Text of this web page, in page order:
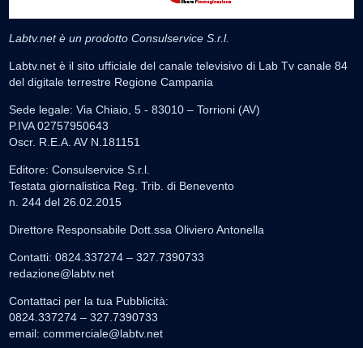
Labtv.net è un prodotto Consulservice S.r.l.
Labtv.net è il sito ufficiale del canale televisivo di Lab Tv canale 84
del digitale terrestre Regione Campania
Sede legale: Via Chiaio, 5 - 83010 – Torrioni (AV)
P.IVA 02757950643
Oscr. R.E.A. AV N.181151
Editore: Consulservice S.r.l.
Testata giornalistica Reg. Trib. di Benevento
n. 244 del 26.02.2015
Direttore Responsabile Dott.ssa Oliviero Antonella
Contatti: 0824.337274 – 327.7390733
redazione@labtv.net
Contattaci per la tua Pubblicità:
0824.337274 – 327.7390733
email: commerciale@labtv.net